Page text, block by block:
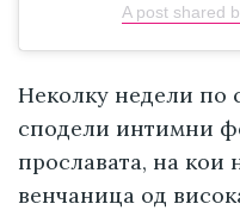
A post shared
Неколку недели по
сподели интимни
прославата, на кои
венчаница од